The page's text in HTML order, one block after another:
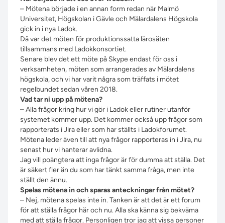
– Mötena började i en annan form redan när Malmö
Universitet, Högskolan i Gävle och Mälardalens Högskola
gick in i nya Ladok.
Då var det möten för produktionssatta lärosäten
tillsammans med Ladokkonsortiet.
Senare blev det ett möte på Skype endast för oss i
verksamheten, möten som arrangerades av Mälardalens
högskola, och vi har varit några som träffats i mötet
regelbundet sedan våren 2018.
Vad tar ni upp på mötena?
– Alla frågor kring hur vi gör i Ladok eller rutiner utanför
systemet kommer upp. Det kommer också upp frågor som
rapporterats i Jira eller som har ställts i Ladokforumet.
Mötena leder även till att nya frågor rapporteras in i Jira, nu
senast hur vi hanterar avlidna.
Jag vill poängtera att inga frågor är för dumma att ställa. Det
är säkert fler än du som har tänkt samma fråga, men inte
ställt den ännu.
Spelas mötena in och sparas anteckningar från mötet?
– Nej, mötena spelas inte in. Tanken är att det är ett forum
för att ställa frågor här och nu. Alla ska känna sig bekväma
med att ställa frågor. Personligen tror jag att vissa personer